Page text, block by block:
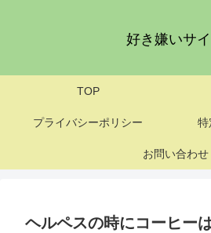
好き嫌いサ
TOP
プライバシーポリシー 特
お問い合わせ
ヘルペスの時にコーヒー